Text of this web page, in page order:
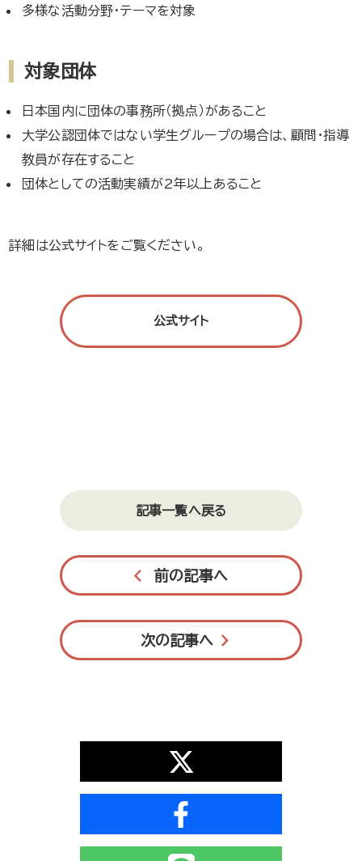
多様な活動分野・テーマを対象
対象団体
日本国内に団体の事務所（拠点）があること
大学公認団体ではない学生グループの場合は、顧問・指導
教員が存在すること
団体としての活動実績が2年以上あること
詳細は公式サイトをご覧ください。
公式サイト
記事一覧へ戻る
前の記事へ
次の記事へ